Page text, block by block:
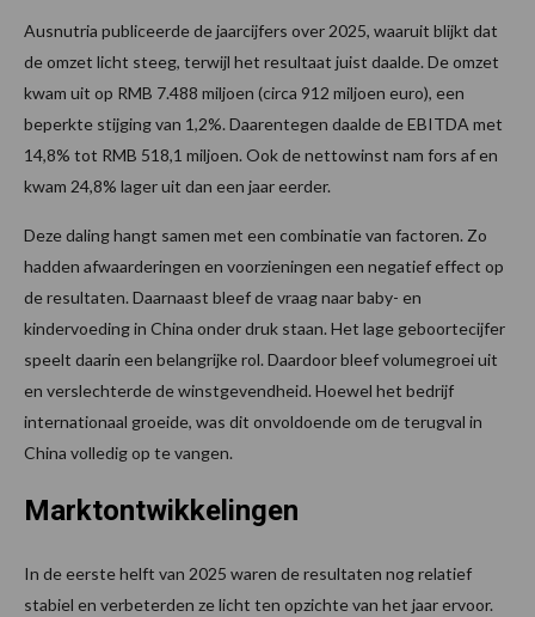
Ausnutria publiceerde de jaarcijfers over 2025, waaruit blijkt dat
de omzet licht steeg, terwijl het resultaat juist daalde. De omzet
kwam uit op RMB 7.488 miljoen (circa 912 miljoen euro), een
beperkte stijging van 1,2%. Daarentegen daalde de EBITDA met
14,8% tot RMB 518,1 miljoen. Ook de nettowinst nam fors af en
kwam 24,8% lager uit dan een jaar eerder.
Deze daling hangt samen met een combinatie van factoren. Zo
hadden afwaarderingen en voorzieningen een negatief effect op
de resultaten. Daarnaast bleef de vraag naar baby- en
kindervoeding in China onder druk staan. Het lage geboortecijfer
speelt daarin een belangrijke rol. Daardoor bleef volumegroei uit
en verslechterde de winstgevendheid. Hoewel het bedrijf
internationaal groeide, was dit onvoldoende om de terugval in
China volledig op te vangen.
Marktontwikkelingen
In de eerste helft van 2025 waren de resultaten nog relatief
stabiel en verbeterden ze licht ten opzichte van het jaar ervoor.